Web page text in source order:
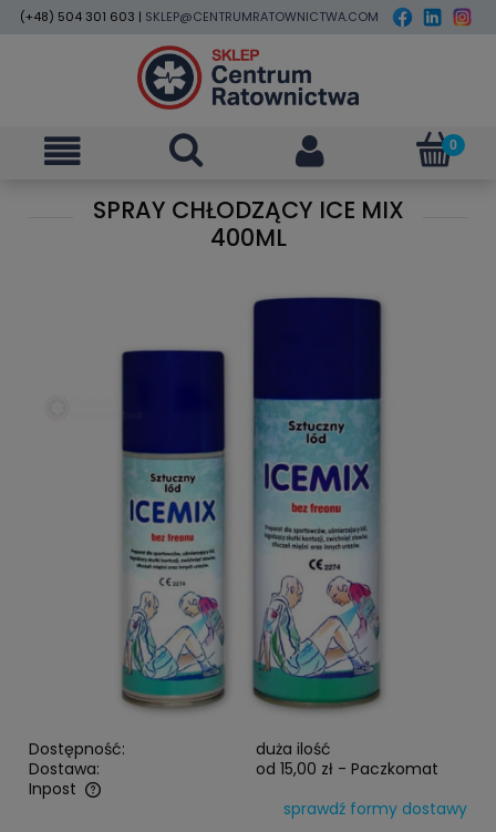
(+48) 504 301 603 | SKLEP@CENTRUMRATOWNICTWA.COM
SPRAY CHŁODZĄCY ICE MIX
400ML
Dostępność:
duża ilość
Dostawa:
od 15,00 zł - Paczkomat
Inpost
Cena nie zawiera ewentualnych kosztów płatności
sprawdź formy dostawy